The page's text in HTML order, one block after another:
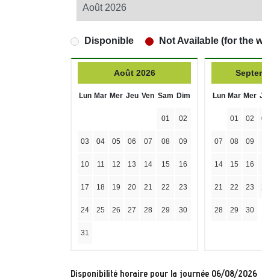
Disponible Not Available (for the
Août 2026
Lun Mar Mer Jeu Ven Sam Dim
01 02
03 04 05 06 07 08 09
10 11 12 13 14 15 16
17 18 19 20 21 22 23
24 25 26 27 28 29 30
31
Lun Mar Mer
01 02
07 08 09
14 15 16
21 22 23
28 29 30
Disponibilité horaire pour la journée 06/08/2026